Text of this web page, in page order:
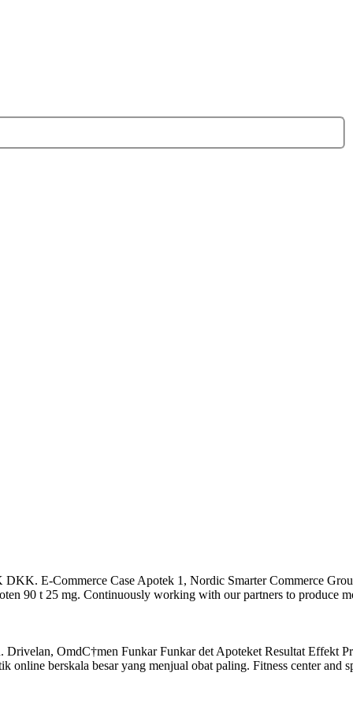
Commerce Case Apotek 1, Nordic Smarter Commerce
t 25 mg. Continuously working with our partners to produce
OmdС†men Funkar Funkar det Apoteket Resultat
berskala besar yang menjual obat paling. Fitness center